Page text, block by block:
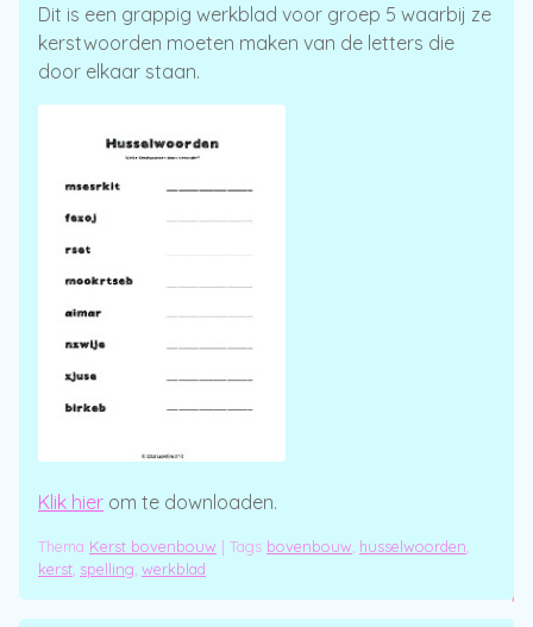
Dit is een grappig werkblad voor groep 5 waarbij ze
kerstwoorden moeten maken van de letters die
door elkaar staan.
Klik hier om te downloaden.
Thema Kerst bovenbouw | Tags bovenbouw husselwoorden
kerst spelling werkblad